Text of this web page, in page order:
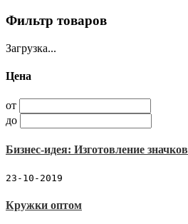
Фильтр товаров
Загрузка...
Цена
от
до
Бизнес-идея: Изготовление значков
23-10-2019
Кружки оптом